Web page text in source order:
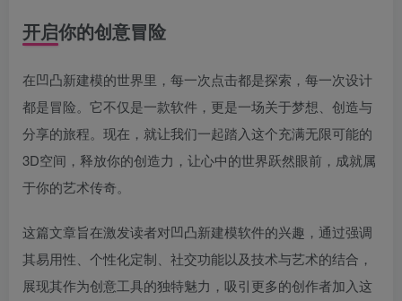
开启你的创意冒险
在凹凸新建模的世界里，每一次点击都是探索，每一次设计
都是冒险。它不仅是一款软件，更是一场关于梦想、创造与
分享的旅程。现在，就让我们一起踏入这个充满无限可能的
3D空间，释放你的创造力，让心中的世界跃然眼前，成就属
于你的艺术传奇。
这篇文章旨在激发读者对凹凸新建模软件的兴趣，通过强调
其易用性、个性化定制、社交功能以及技术与艺术的结合，
展现其作为创意工具的独特魅力，吸引更多的创作者加入这